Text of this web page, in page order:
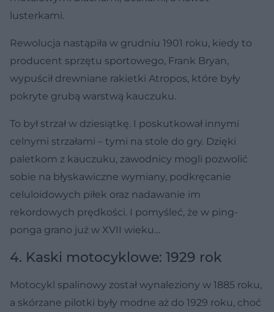
lusterkami.
Rewolucja nastąpiła w grudniu 1901 roku, kiedy to
producent sprzętu sportowego, Frank Bryan,
wypuścił drewniane rakietki Atropos, które były
pokryte grubą warstwą kauczuku.
To był strzał w dziesiątkę. I poskutkował innymi
celnymi strzałami – tymi na stole do gry. Dzięki
paletkom z kauczuku, zawodnicy mogli pozwolić
sobie na błyskawiczne wymiany, podkręcanie
celuloidowych piłek oraz nadawanie im
rekordowych prędkości. I pomyśleć, że w ping-
ponga grano już w XVII wieku…
4. Kaski motocyklowe: 1929 rok
Motocykl spalinowy został wynaleziony w 1885 roku,
a skórzane pilotki były modne aż do 1929 roku, choć